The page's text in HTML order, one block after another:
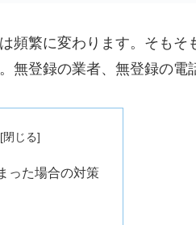
繁に変わります。そもそ
無登録の業者、無登録の電
った場合の対策